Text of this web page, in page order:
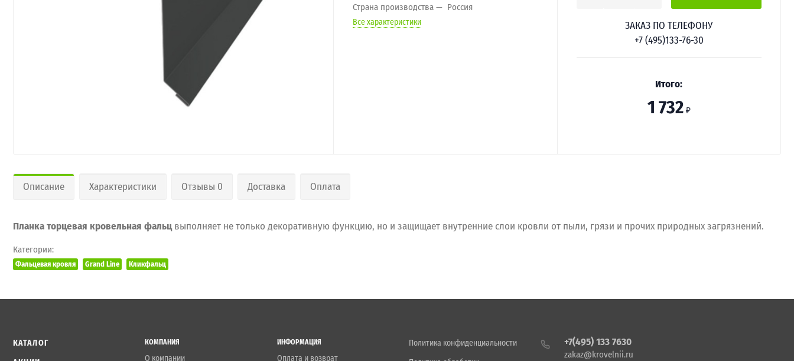
Страна производства
Россия
Все характеристики
ЗАКАЗ ПО ТЕЛЕФОНУ
+7 (495)133-76-30
Итого:
1 732 ₽
Описание Характеристики Отзывы 0 Доставка Оплата
Планка торцевая кровельная фальцвыполняет не только декоративную функцию, но и защищает внутренние слои кровли от пыли, грязи и прочих природных загрязнений.
Категории:
Фальцевая кровля Grand Line Кликфальц
КАТАЛОГ
КОМПАНИЯ
О компании
ИНФОРМАЦИЯ
Оплата и возврат
Политика конфиденциальности
+7(495) 133 7630
zakaz@krovelnii.ru